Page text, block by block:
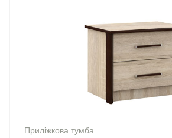
Приліжкова тумба